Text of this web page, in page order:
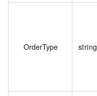
OrderType string